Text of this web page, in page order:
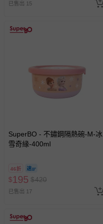
已售出 15
SuperBO - 不鏽鋼隔熱碗-M-冰
雪奇緣-400ml
46折
$195 $420
已售出 17